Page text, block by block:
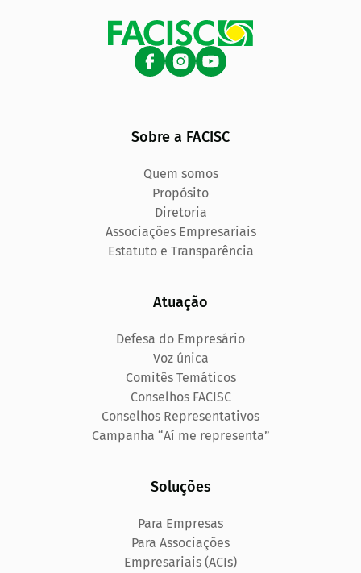
Sobre a FACISC
Quem somos
Propósito
Diretoria
Associações Empresariais
Estatuto e Transparência
Atuação
Defesa do Empresário
Voz única
Comitês Temáticos
Conselhos FACISC
Conselhos Representativos
Campanha “Aí me representa”
Soluções
Para Empresas
Para Associações
Empresariais (ACIs)